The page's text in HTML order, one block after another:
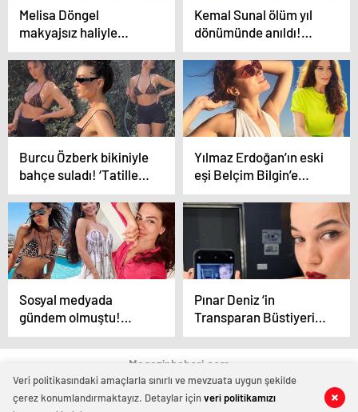
Melisa Döngel
makyajsız haliyle
büyüledi! ‘Estetiğe
hayır’
Kemal Sunal ölüm yıl
dönümünde anıldı!
‘Doğum gününe
müzesini
yetiştirecekler’
Burcu Özberk bikiniyle
bahçe suladı! ‘Tatiller
hep güzeldir’
Yılmaz Erdoğan’ın eski
eşi Belçim Bilgin’e
‘evlilik’ sorusu!
Sosyal medyada
gündem olmuştu!
Demet Özdemir tatil
fotoğrafları hakkında
Pınar Deniz ‘in
Transparan Büstiyeri
Çok Beğenildi…
Magazinhaberi.com
Veri politikasındaki amaçlarla sınırlı ve mevzuata uygun şekilde
çerez konumlandırmaktayız. Detaylar içinveri politikamızı